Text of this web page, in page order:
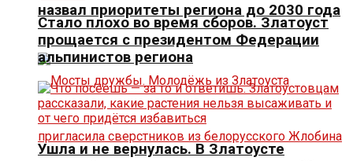
назвал приоритеты региона до 2030 года
Стало плохо во время сборов. Златоуст
прощается с президентом Федерации
альпинистов региона
Ушла и не вернулась. В Златоусте